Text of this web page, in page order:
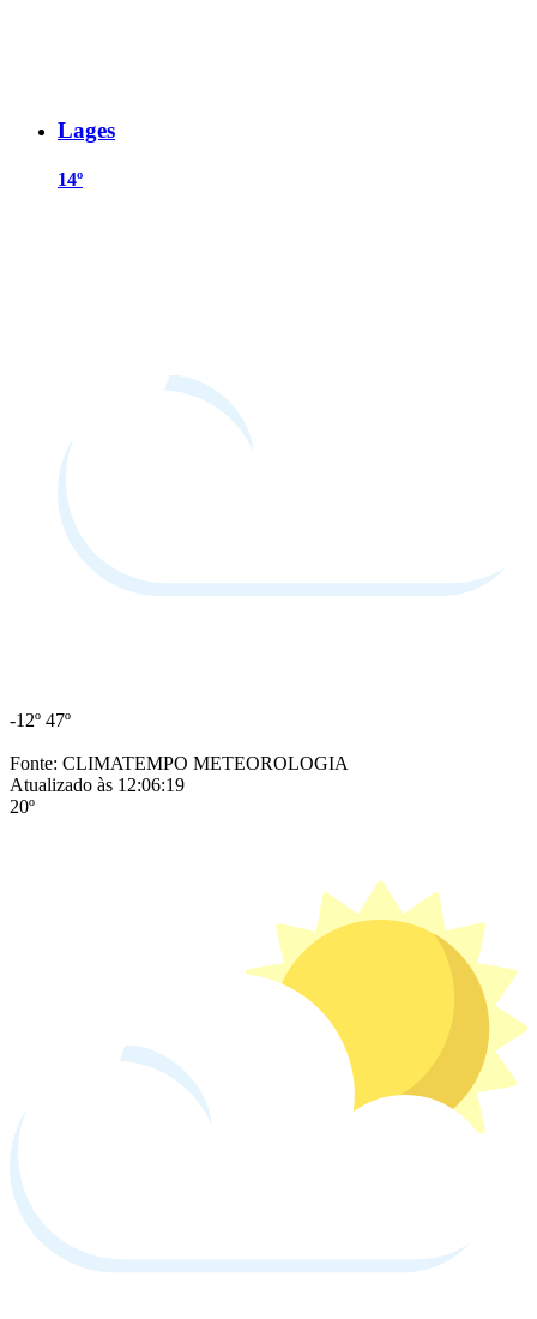
Lages
14º
-12º 47º
Fonte: CLIMATEMPO METEOROLOGIA
Atualizado às 12:06:19
20º